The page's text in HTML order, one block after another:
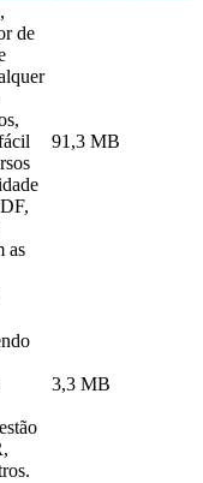
de
as
91,3 MB
3,3 MB